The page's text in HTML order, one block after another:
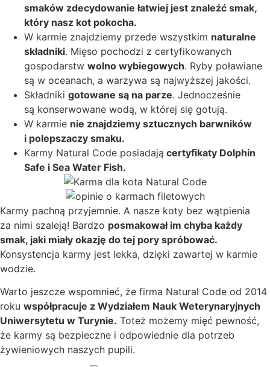
smaków zdecydowanie łatwiej jest znaleźć smak,
który nasz kot pokocha.
W karmie znajdziemy przede wszystkim naturalne
składniki. Mięso pochodzi z certyfikowanych
gospodarstw wolno wybiegowych. Ryby poławiane
są w oceanach, a warzywa są najwyższej jakości.
Składniki gotowane są na parze. Jednocześnie
są konserwowane wodą, w której się gotują.
W karmie nie znajdziemy sztucznych barwników
i polepszaczy smaku.
Karmy Natural Code posiadają certyfikaty Dolphin
Safe i Sea Water Fish.
Karmy pachną przyjemnie. A nasze koty bez wątpienia
za nimi szaleją! Bardzo posmakował im chyba każdy
smak, jaki miały okazję do tej pory spróbować.
Konsystencja karmy jest lekka, dzięki zawartej w karmie
wodzie.
Warto jeszcze wspomnieć, że firma Natural Code od 2014
roku współpracuje z Wydziałem Nauk Weterynaryjnych
Uniwersytetu w Turynie. Toteż możemy mięć pewność,
że karmy są bezpieczne i odpowiednie dla potrzeb
żywieniowych naszych pupili.